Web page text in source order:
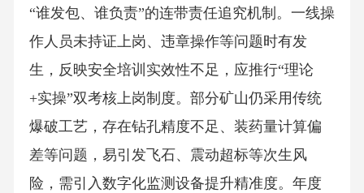
“谁发包、谁负责”的连带责任追究机制。一线操
作人员未持证上岗、违章操作等问题时有发
生，反映安全培训实效性不足，应推行“理论
+实操”双考核上岗制度。部分矿山仍采用传统
爆破工艺，存在钻孔精度不足、装药量计算偏
差等问题，易引发飞石、震动超标等次生风
险，需引入数字化监测设备提升精准度。年度